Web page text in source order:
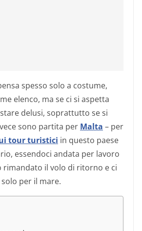
spesso solo a costume,
elenco, ma se ci si aspetta
delusi, soprattutto se si
sono partita per Malta – per
tour turistici in questo paese
essendoci andata per lavoro
rimandato il volo di ritorno e ci
per il mare.